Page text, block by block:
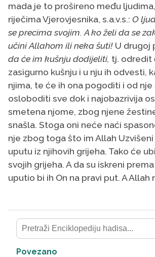
mada je to prošireno među
riječima Vjerovjesnika, s.a.v.s.: O
se precima svojim. A ko želi da se
učini Allahom ili neka šuti! U drugoj
da će im kušnju dodijeliti, tj. odredit
zasigurno kušnju i u nju ih odvesti,
njima, te će ih ona pogoditi i od
osloboditi sve dok i najobazrivija
smetena njome, zbog njene
snašla. Stoga oni neće naći
nje zbog toga što im Allah
uputu iz njihovih grijeha. Tako će
svojih grijeha. A da su iskreni
uputio bi ih On na pravi put. A Allah
Povezano